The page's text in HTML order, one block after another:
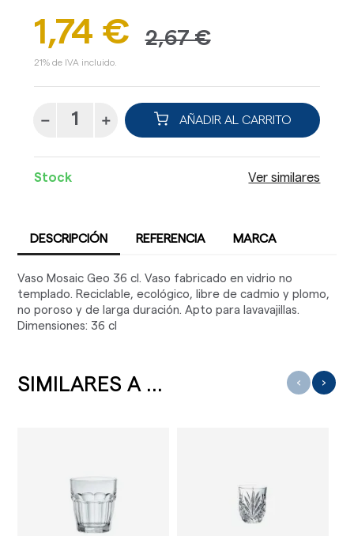
1,74 € 2,67 €
21% de IVA incluido.
AÑADIR AL CARRITO
Stock Ver similares
DESCRIPCIÓN REFERENCIA MARCA
Vaso Mosaic Geo 36 cl. Vaso fabricado en vidrio no
templado. Reciclable, ecológico, libre de cadmio y plomo,
no poroso y de larga duración. Apto para lavavajillas.
Dimensiones: 36 cl
SIMILARES A ... ‹ ›